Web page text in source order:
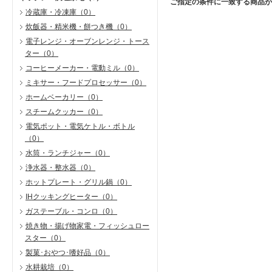
冷蔵庫・冷凍庫 （0）
炊飯器・精米機・餅つき機 （0）
電子レンジ・オーブンレンジ・トース
ター （0）
コーヒーメーカー・電動ミル （0）
ミキサー・フードプロセッサー （0）
ホームベーカリー （0）
スチームクッカー （0）
電気ポット・電気ケトル・ボトル
（0）
水筒・ランチジャー （0）
浄水器・整水器 （0）
ホットプレート・グリル鍋 （0）
IHクッキングヒーター （0）
ガステーブル・コンロ
（0）
焼き物・揚げ物家電・フィッシュロー
スター （0）
製菓･おやつ･嗜好品 （0）
水耕栽培 （0）
ご指定の条件に一致する商品